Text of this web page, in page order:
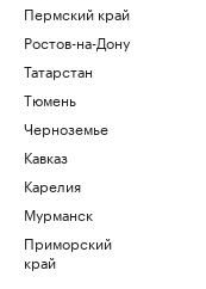
Пермский край
Ростов-на-Дону
Татарстан
Тюмень
Черноземье
Кавказ
Карелия
Мурманск
Приморский
край